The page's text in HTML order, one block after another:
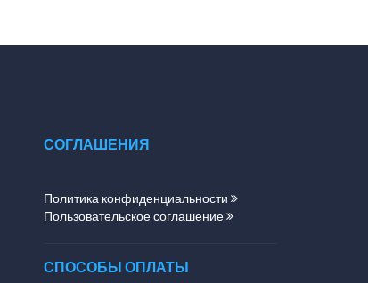
СОГЛАШЕНИЯ
Политика конфиденциальности
Пользовательское соглашение
СПОСОБЫ ОПЛАТЫ